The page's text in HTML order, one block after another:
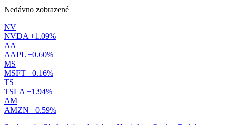
Nedávno zobrazené
NV
NVDA +1.09%
AA
AAPL +0.60%
MS
MSFT +0.16%
TS
TSLA +1.94%
AM
AMZN +0.59%